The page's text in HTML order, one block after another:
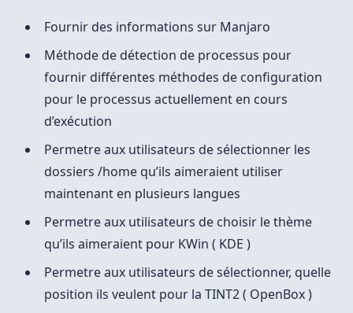
Fournir des informations sur Manjaro
Méthode de détection de processus pour
fournir différentes méthodes de configuration
pour le processus actuellement en cours
d’exécution
Permetre aux utilisateurs de sélectionner les
dossiers /home qu’ils aimeraient utiliser
maintenant en plusieurs langues
Permetre aux utilisateurs de choisir le thème
qu’ils aimeraient pour KWin ( KDE )
Permetre aux utilisateurs de sélectionner, quelle
position ils veulent pour la TINT2 ( OpenBox )